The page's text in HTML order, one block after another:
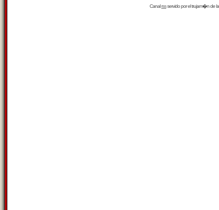
Canalrssservido por eltrujam�nde